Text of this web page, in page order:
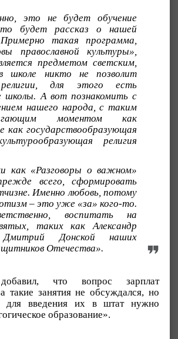
это не будет обучение
будет рассказ о нашей
такая программа,
православной культуры»,
предметом светским,
школе никто не позволит
для этого есть
школы. А вот познакомить с
нашего народа, с таким
моментом как
как государствообразующая
религия
как «Разговоры о важном»
всего, сформировать
Именно любовь, потому
– это уже «за» кого-то.
воспитать на
таких как Александр
Дмитрий Донской наших
Отечества».
что вопрос зарплат
такие занятия не обсуждался, но
для введения их в штат нужно
образование».